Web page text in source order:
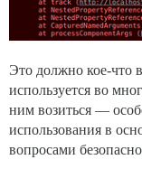
Это должно кое-что
используется во
ним возиться —
использования в
вопросами